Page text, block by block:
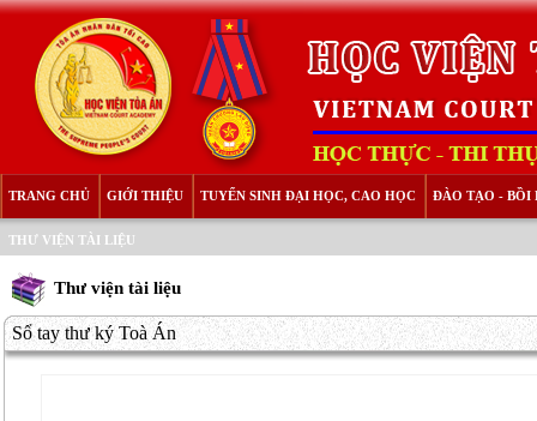
TRANG CHỦ GIỚI THIỆU TUYỂN SINH ĐẠI HỌC, CAO HỌC ĐÀO TẠO - BỒI
THƯ VIỆN TÀI LIỆU
Thư viện tài liệu
Sổ tay thư ký Toà Án